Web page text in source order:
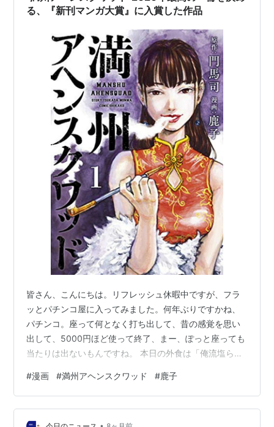
る、『新刊マンガ大賞』に入賞した作品
皆さん、こんにちは。リフレッシュ休暇中ですが、フラ
ッとパチンコ屋に入ってみました。何年ぶりですかね、
パチンコ。座って何となく打ち出して、昔の感覚を思い
出して、5000円ほど使って終了、まー、ぽっと座っても
当たりは出ないもんですね。 本日の外食は「俺流塩らー
ン屋さん、チェーン店ですね。味噌ラーメンを頼んだの
ですが可もなく不可もなく。ボリュームはあるので食べ
応えはありますね、そして、テーブルにある無料のトッ
#漫画 #満州アヘンスクワッド #鹿子